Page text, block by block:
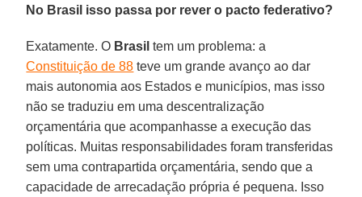
No Brasil isso passa por rever o pacto federativo?
Exatamente. O Brasil tem um problema: a
Constituição de 88 teve um grande avanço ao dar
mais autonomia aos Estados e municípios, mas isso
não se traduziu em uma descentralização
orçamentária que acompanhasse a execução das
políticas. Muitas responsabilidades foram transferidas
sem uma contrapartida orçamentária, sendo que a
capacidade de arrecadação própria é pequena. Isso